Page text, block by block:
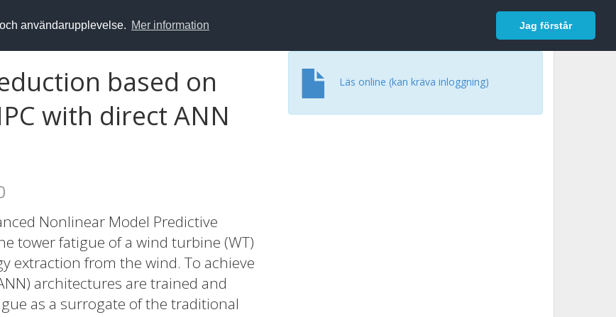
användarupplevelse. Mer information Jag förstår
Logga in
based on
with direct ANN
Nonlinear Model Predictive
tower fatigue of a wind turbine (WT)
extraction from the wind. To achieve
architectures are trained and
as a surrogate of the traditional
Läs online (kan kräva inloggning)